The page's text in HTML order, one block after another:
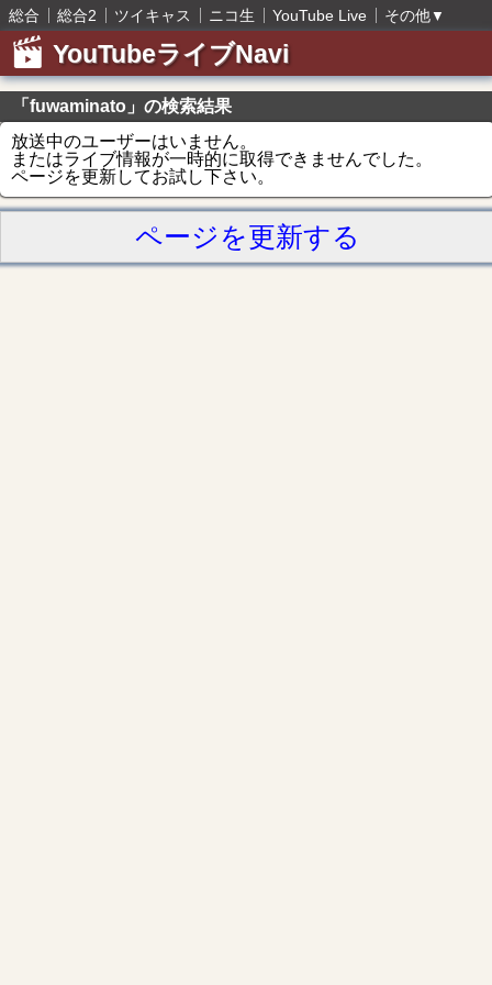
総合 総合2 ツイキャス ニコ生 YouTube Live その他▼
YouTubeライブNavi
「fuwaminato」の検索結果
放送中のユーザーはいません。
またはライブ情報が一時的に取得できませんでした。
ページを更新してお試し下さい。
ページを更新する